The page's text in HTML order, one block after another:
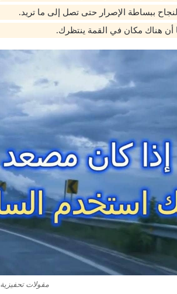
ببساطة الإصرار حتى تصل إلى ما تريد.
أن هناك مكان في القمة ينتظرك.
مقولات تحفيزية